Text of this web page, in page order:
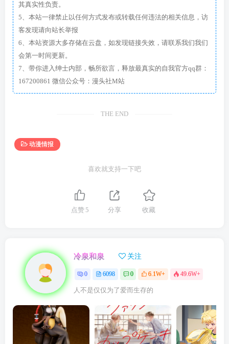
其真实性负责。
5、本站一律禁止以任何方式发布或转载任何违法的相关信息，访
客发现请向站长举报
6、本站资源大多存储在云盘，如发现链接失效，请联系我们我们
会第一时间更新。
7、带你进入绅士内部，畅所欲言，释放最真实的自我官方qq群：
167200861 微信公众号：漫头社M站
THE END
动漫情报
喜欢就支持一下吧
点赞 5 分享 收藏
冷泉和泉 关注
0 6098 0 6.1W+ 49.6W+
人不是仅仅为了爱而生存的